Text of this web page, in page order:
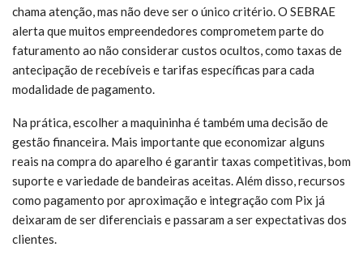
chama atenção, mas não deve ser o único critério. O SEBRAE
alerta que muitos empreendedores comprometem parte do
faturamento ao não considerar custos ocultos, como taxas de
antecipação de recebíveis e tarifas específicas para cada
modalidade de pagamento.
Na prática, escolher a maquininha é também uma decisão de
gestão financeira. Mais importante que economizar alguns
reais na compra do aparelho é garantir taxas competitivas, bom
suporte e variedade de bandeiras aceitas. Além disso, recursos
como pagamento por aproximação e integração com Pix já
deixaram de ser diferenciais e passaram a ser expectativas dos
clientes.